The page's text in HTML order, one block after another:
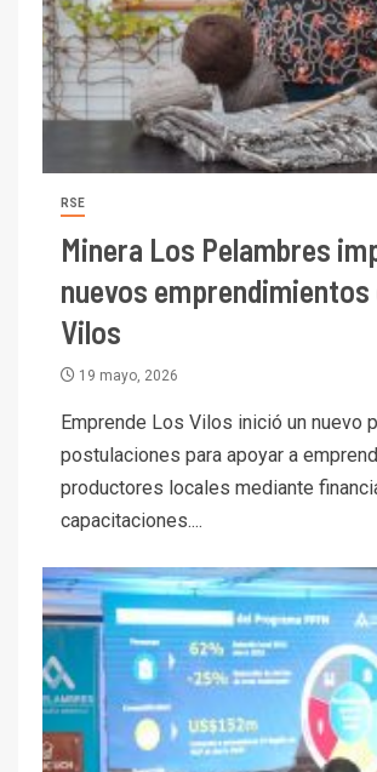
RSE
Minera Los Pelambres
nuevos emprendimientos
Vilos
19 mayo, 2026
Emprende Los Vilos inició un nuevo
postulaciones para apoyar a
productores locales mediante
capacitaciones....